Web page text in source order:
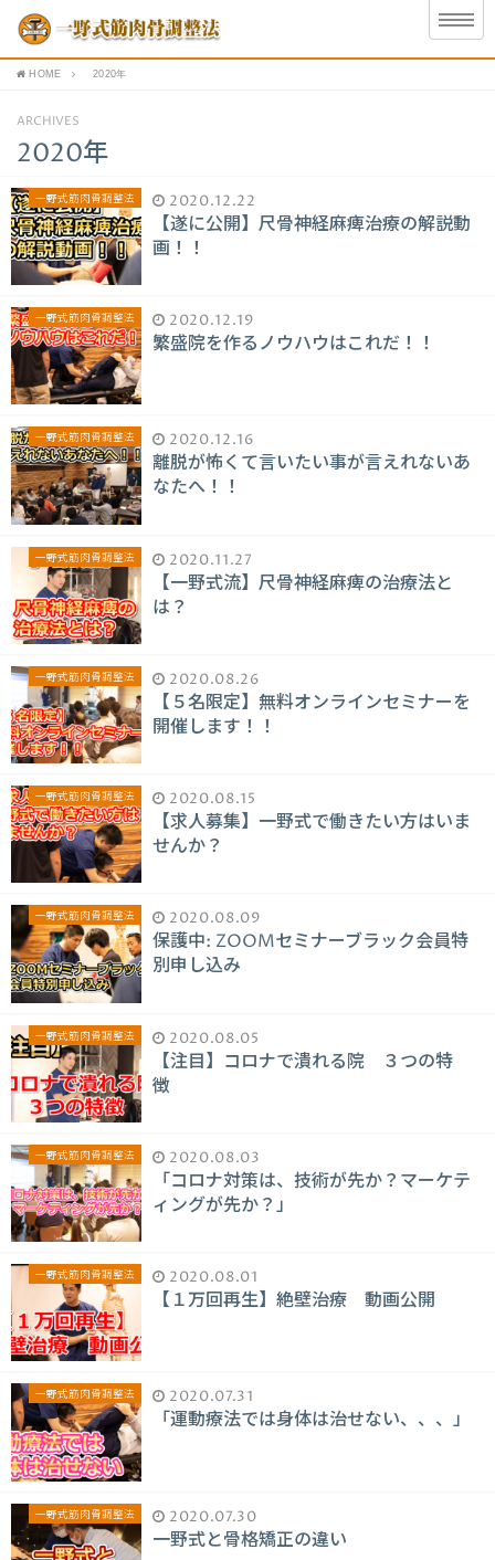
HOME 2020年
ARCHIVES
2020年
一野式筋肉骨調整法 2020.12.22
【遂に公開】尺骨神経麻痺治療の解説動
画！！
一野式筋肉骨調整法 2020.12.19
繁盛院を作るノウハウはこれだ！！
一野式筋肉骨調整法 2020.12.16
離脱が怖くて言いたい事が言えれないあ
なたへ！！
一野式筋肉骨調整法 2020.11.27
【一野式流】尺骨神経麻痺の治療法と
は？
一野式筋肉骨調整法 2020.08.26
【５名限定】無料オンラインセミナーを
開催します！！
一野式筋肉骨調整法 2020.08.15
【求人募集】一野式で働きたい方はいま
せんか？
一野式筋肉骨調整法 2020.08.09
保護中: ZOOMセミナーブラック会員特
別申し込み
一野式筋肉骨調整法 2020.08.05
【注目】コロナで潰れる院 ３つの特
徴
一野式筋肉骨調整法 2020.08.03
「コロナ対策は、技術が先か？マーケテ
ィングが先か？」
一野式筋肉骨調整法 2020.08.01
【１万回再生】絶壁治療 動画公開
一野式筋肉骨調整法 2020.07.31
「運動療法では身体は治せない、、、」
一野式筋肉骨調整法 2020.07.30
一野式と骨格矯正の違い